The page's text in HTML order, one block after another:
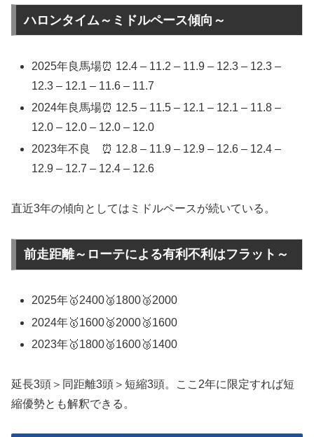
ハロンタイム～ミドルペース傾向～
2025年良馬場⏰ 12.4 – 11.2 – 11.9 – 12.3 – 12.3 –
12.3 – 12.1 – 11.6 – 11.7
2024年良馬場⏰ 12.5 – 11.5 – 12.1 – 12.1 – 11.8 –
12.0 – 12.0 – 12.0 – 12.0
2023年不良 ⏰ 12.8 – 11.9 – 12.9 – 12.6 – 12.4 –
12.9 – 12.7 – 12.4 – 12.6
直近3年の傾向としてはミドルペースが続いている。
前走距離～ローテによる有利不利はフラット～
2025年🥇2400🥈1800🥉2000
2024年🥇1600🥈2000🥉1600
2023年🥇1800🥈1600🥉1400
延長3頭＞同距離3頭＞短縮3頭。ここ2年に限定すれば短
縮優勢とも解釈できる。